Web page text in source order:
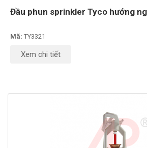
Đầu phun sprinkler Tyco hướng
Mã: TY3321
Xem chi tiết